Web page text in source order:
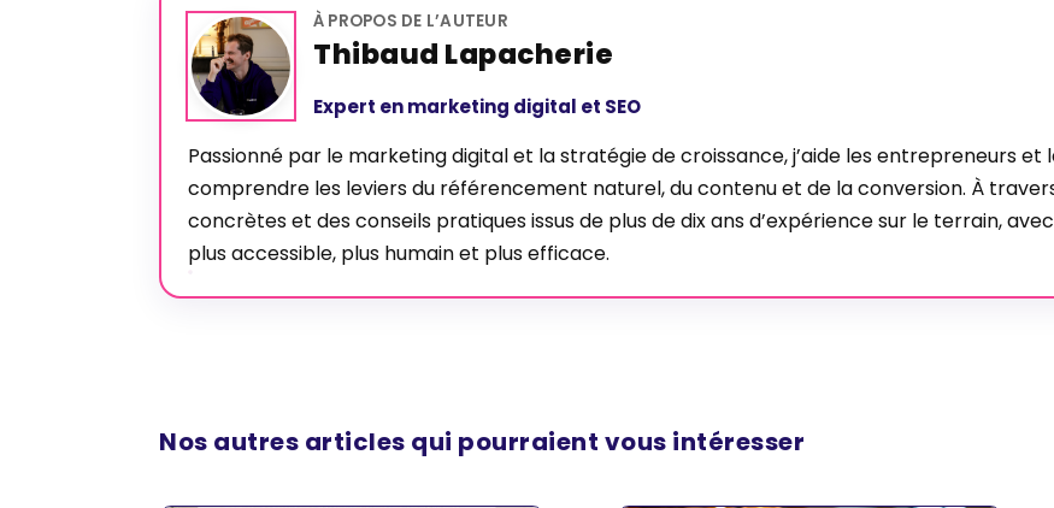
À PROPOS DE L’AUTEUR
Thibaud Lapacherie
Expert en marketing digital et SEO
Passionné par le marketing digital et la stratégie de croissance, j’aide les entrepreneurs et
comprendre les leviers du référencement naturel, du contenu et de la conversion. À
concrètes et des conseils pratiques issus de plus de dix ans d’expérience sur le terrain,
plus accessible, plus humain et plus efficace.
Nos autres articles qui pourraient vous intéresser